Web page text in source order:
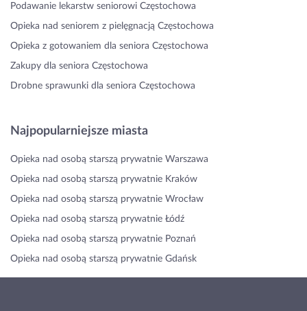
Podawanie lekarstw seniorowi Częstochowa
Opieka nad seniorem z pielęgnacją Częstochowa
Opieka z gotowaniem dla seniora Częstochowa
Zakupy dla seniora Częstochowa
Drobne sprawunki dla seniora Częstochowa
Najpopularniejsze miasta
Opieka nad osobą starszą prywatnie Warszawa
Opieka nad osobą starszą prywatnie Kraków
Opieka nad osobą starszą prywatnie Wrocław
Opieka nad osobą starszą prywatnie Łódź
Opieka nad osobą starszą prywatnie Poznań
Opieka nad osobą starszą prywatnie Gdańsk